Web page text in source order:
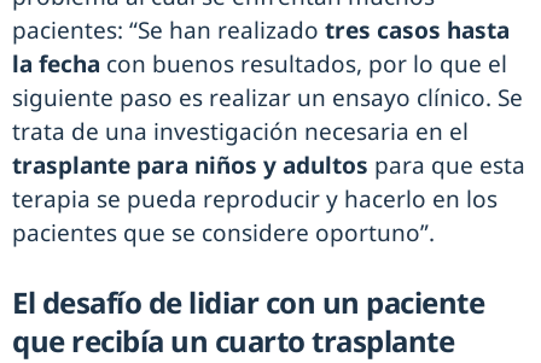
pacientes: “Se han realizado tres casos hasta
la fecha con buenos resultados, por lo que el
siguiente paso es realizar un ensayo clínico. Se
trata de una investigación necesaria en el
trasplante para niños y adultos para que esta
terapia se pueda reproducir y hacerlo en los
pacientes que se considere oportuno”.
El desafío de lidiar con un paciente
que recibía un cuarto trasplante